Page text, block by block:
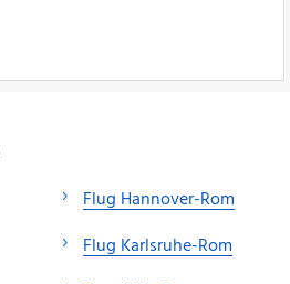
Flug Hannover-Rom
Flug Karlsruhe-Rom